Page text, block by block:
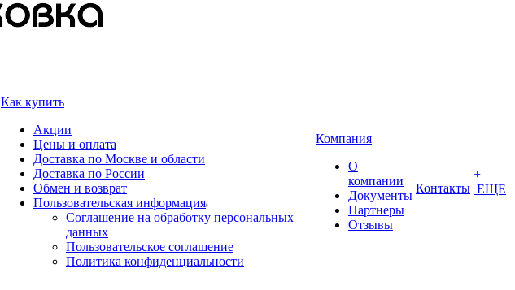
Как купить
Акции
Цены и оплата
Доставка по Москве и области
Доставка по России
Обмен и возврат
Пользовательская информация
Соглашение на обработку персональных
данных
Пользовательское соглашение
Политика конфиденциальности
Компания
О
компании
Документы
Партнеры
Отзывы
Контакты
+
ЕЩЕ